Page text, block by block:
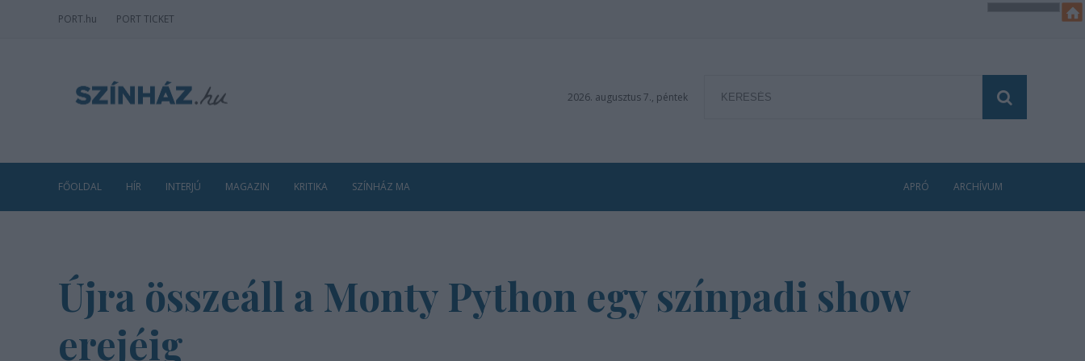
PORT.hu PORT TICKET
2026. augusztus 7., péntek
FŐOLDAL HÍR INTERJÚ MAGAZIN KRITIKA SZÍNHÁZ MA APRÓ ARCHÍVUM
Újra összeáll a Monty Python egy színpadi show
erejéig